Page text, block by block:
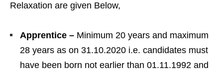
Relaxation are given Below,
Apprentice – Minimum 20 years and maximum
28 years as on 31.10.2020 i.e. candidates must
have been born not earlier than 01.11.1992 and